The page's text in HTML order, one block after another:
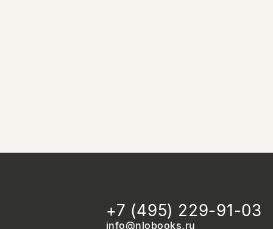
+7 (495) 229-91-03
info@nlobooks.ru